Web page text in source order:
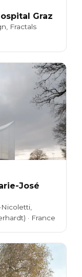
Graz
Fractals
José
· France